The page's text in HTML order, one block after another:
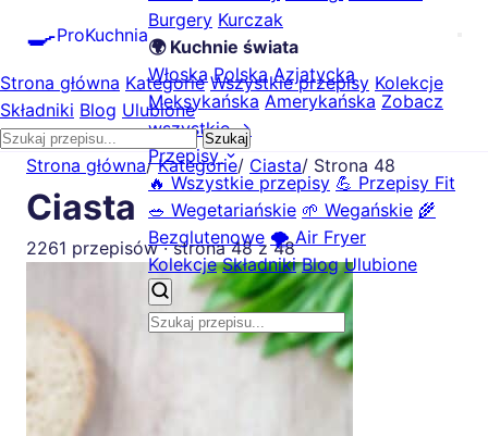
🍳ProKuchnia
Burgery Kurczak
🌍 Kuchnie świata
Włoska Polska Azjatycka
Meksykańska Amerykańska Zobacz
wszystkie →
Przepisy
🔥 Wszystkie przepisy 💪 Przepisy Fit
🥗 Wegetariańskie 🌱 Wegańskie 🌾
Bezglutenowe 🌪️ Air Fryer
Kolekcje Składniki Blog Ulubione
Strona główna Kategorie Wszystkie przepisy Kolekcje
Składniki Blog Ulubione
Szukaj
Strona główna/ Kategorie/ Ciasta/ Strona 48
Ciasta
2261 przepisów · strona 48 z 48